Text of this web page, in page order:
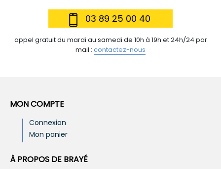
03 89 25 00 40
appel gratuit du mardi au samedi de 10h à 19h et 24h/24 par
mail : contactez-nous
MON COMPTE
Connexion
Mon panier
À PROPOS DE BRAYÉ